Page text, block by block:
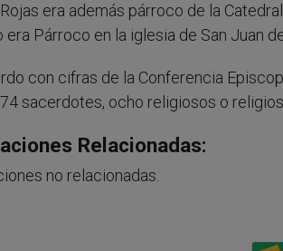
era además párroco de la
era Párroco en la iglesia de San Juan
con cifras de la Conferencia
sacerdotes, ocho religiosos o
Relacionadas:
no relacionadas.